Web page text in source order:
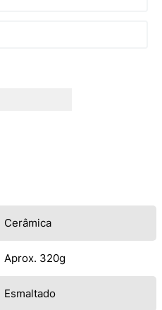
Cerâmica
Aprox. 320g
Esmaltado